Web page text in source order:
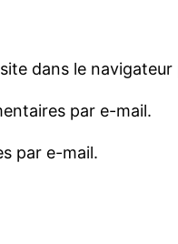
dans le
par e-mail.
par e-mail.